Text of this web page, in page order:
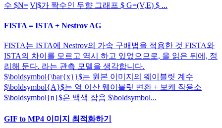
수 $N=|V|$가 짝수인 무향 그래프 $ G=(V,E) $ ...
FISTA = ISTA + Nestrov AG
FISTA는 ISTA에 Nestrov의 가속 구배법을 적용한 것 FISTA와
ISTA의 차이를 모르고 역시 하고 있었으므로, 을 읽은 뒤에, 정
리해 둔다. 라는 관측 모델을 생각합니다.
$\boldsymbol{\bar{x}}$는 원본 이미지의 웨이블릿 계수
$\boldsymbol{A}$는 역 이산 웨이블릿 변환 + 보케 작용소
$\boldsymbol{n}$은 백색 잡음 $\boldsymbol...
GIF to MP4 이미지 최적화하기